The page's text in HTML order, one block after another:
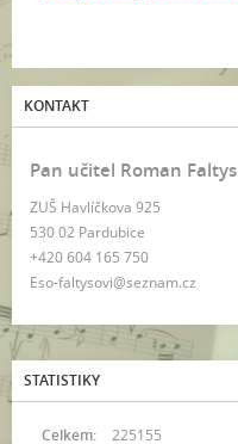
KONTAKT
Pan učitel Roman Faltys
ZUŠ Havlíčkova 925
530 02 Pardubice
+420 604 165 750
Eso-faltysovi@seznam.cz
STATISTIKY
Celkem: 225155